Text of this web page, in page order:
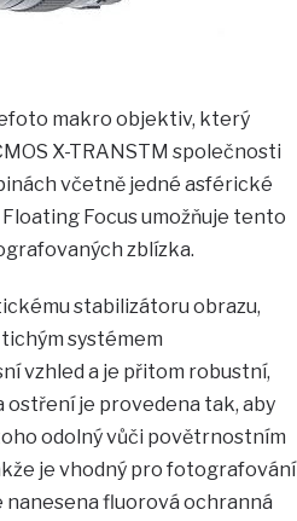
makro objektiv, který
X-TRANSTM společnosti
včetně jedné asférické
Focus umožňuje tento
zblízka.
stabilizátoru obrazu,
systémem
vzhled a je přitom robustní,
ostření je provedena tak, aby
odolný vůči povětrnostním
je vhodný pro fotografování
nanesena fluorová ochranná